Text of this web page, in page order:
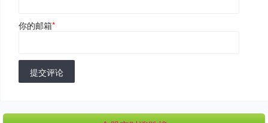
你的邮箱*
提交评论